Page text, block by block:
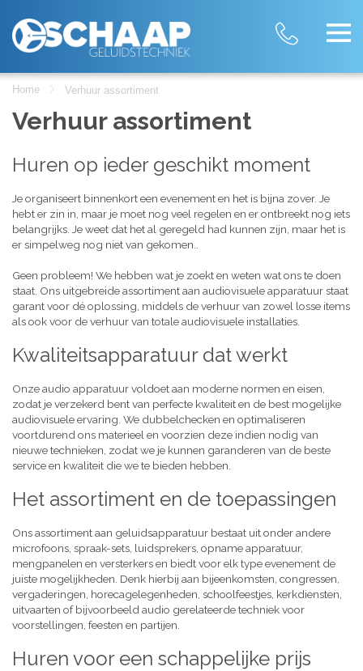
Home Verhuur assortiment
Verhuur assortiment
Huren op ieder geschikt moment
Je organiseert binnenkort een evenement en het is bijna zover. Je
hebt er zin in, maar je moet nog veel regelen en er ontbreekt nog iets
belangrijks. Je weet dat het al geregeld had kunnen zijn, maar het is
er simpelweg nog niet van gekomen..
Geen probleem! We hebben wat je zoekt en weten wat ons te doen
staat. Ons uitgebreide assortiment aan audiovisuele apparatuur staat
garant voor dé oplossing, middels de verhuur van zowel losse items
als ook voor de verhuur van totale audiovisuele installaties.
Kwaliteitsapparatuur dat werkt
Onze audio apparatuur voldoet aan moderne normen en eisen,
zodat je verzekerd bent van perfecte kwaliteit en de best mogelijke
audiovisuele ervaring. We dubbelchecken en optimaliseren
voortdurend ons materieel en voorzien deze indien nodig van
nieuwe technieken, zodat we je kunnen garanderen van de beste
service en kwaliteit die we te bieden hebben.
Het assortiment en de toepassingen
Ons assortiment aan geluidsapparatuur bestaat uit onder andere
microfoons, spraak-sets, luidsprekers, opname apparatuur,
mengpanelen en versterkers en biedt voor elk type evenement de
juiste mogelijkheden. Denk hierbij aan bijeenkomsten, congressen,
vergaderingen, horecagelegenheden, schoolfeestjes, kerkdiensten,
uitvaarten of bijvoorbeeld audio gerelateerde techniek voor
voorstellingen, feesten en partijen.
Huren voor een schappelijke prijs